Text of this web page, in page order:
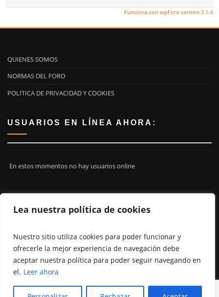
Lea nuestra política de cookies
Nuestro sitio utiliza cookies para poder funcionar y
ofrecerle la mejor experiencia de navegación debe
aceptar nuestra política para poder seguir navegando en
el. Leer ahora
Funciona con wpForo version 3.1.4
QUIENES SOMOS
NORMAS DEL FORO
POLITICA DE PRIVACIDAD Y COOKIES
USUARIOS EN LÍNEA AHORA:
En estos momentos no hay usuarios online
¡ÚNETE A NOSOTROS!